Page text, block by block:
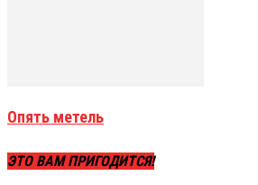
Опять метель
ЭТО ВАМ ПРИГОДИТСЯ!